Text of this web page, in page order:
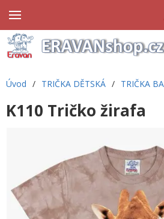
Úvod / TRIČKA DĚTSKÁ / TRIČKA
K110 Tričko žirafa